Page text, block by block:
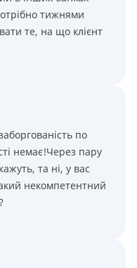
тижнями
те, на що клієнт
по
немає!Через пару
та ні, у вас
некомпетентний